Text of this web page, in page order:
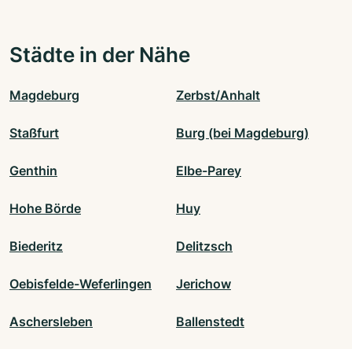
Städte in der Nähe
Magdeburg Zerbst/Anhalt
Staßfurt Burg (bei Magdeburg)
Genthin Elbe-Parey
Hohe Börde Huy
Biederitz Delitzsch
Oebisfelde-Weferlingen Jerichow
Aschersleben Ballenstedt